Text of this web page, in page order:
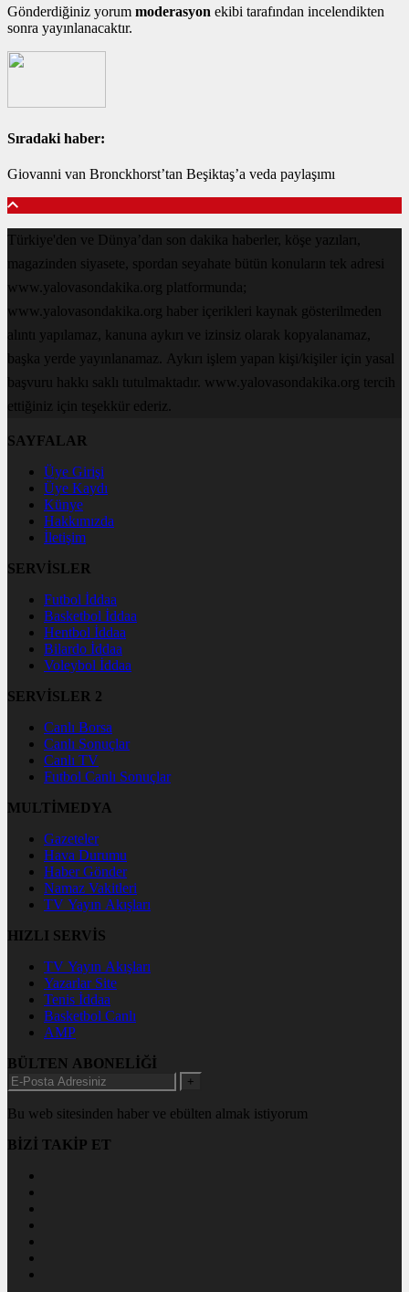
Gönderdiğiniz yorum moderasyon ekibi tarafından incelendikten
sonra yayınlanacaktır.
Sıradaki haber:
Giovanni van Bronckhorst’tan Beşiktaş’a veda paylaşımı
Türkiye'den ve Dünya’dan son dakika haberler, köşe yazıları,
magazinden siyasete, spordan seyahate bütün konuların tek adresi
www.yalovasondakika.org platformunda;
www.yalovasondakika.org haber içerikleri kaynak gösterilmeden
alıntı yapılamaz, kanuna aykırı ve izinsiz olarak kopyalanamaz,
başka yerde yayınlanamaz. Aykırı işlem yapan kişi/kişiler için yasal
başvuru hakkı saklı tutulmaktadır. www.yalovasondakika.org tercih
ettiğiniz için teşekkür ederiz.
SAYFALAR
Üye Girişi
Üye Kaydı
Künye
Hakkımızda
İletişim
SERVİSLER
Futbol İddaa
Basketbol İddaa
Hentbol İddaa
Bilardo İddaa
Voleybol İddaa
SERVİSLER 2
Canlı Borsa
Canlı Sonuçlar
Canlı TV
Futbol Canlı Sonuçlar
MULTİMEDYA
Gazeteler
Hava Durumu
Haber Gönder
Namaz Vakitleri
TV Yayın Akışları
HIZLI SERVİS
TV Yayın Akışları
Yazarlar Site
Tenis İddaa
Basketbol Canlı
AMP
BÜLTEN ABONELİĞİ
+
Bu web sitesinden haber ve ebülten almak istiyorum
BİZİ TAKİP ET